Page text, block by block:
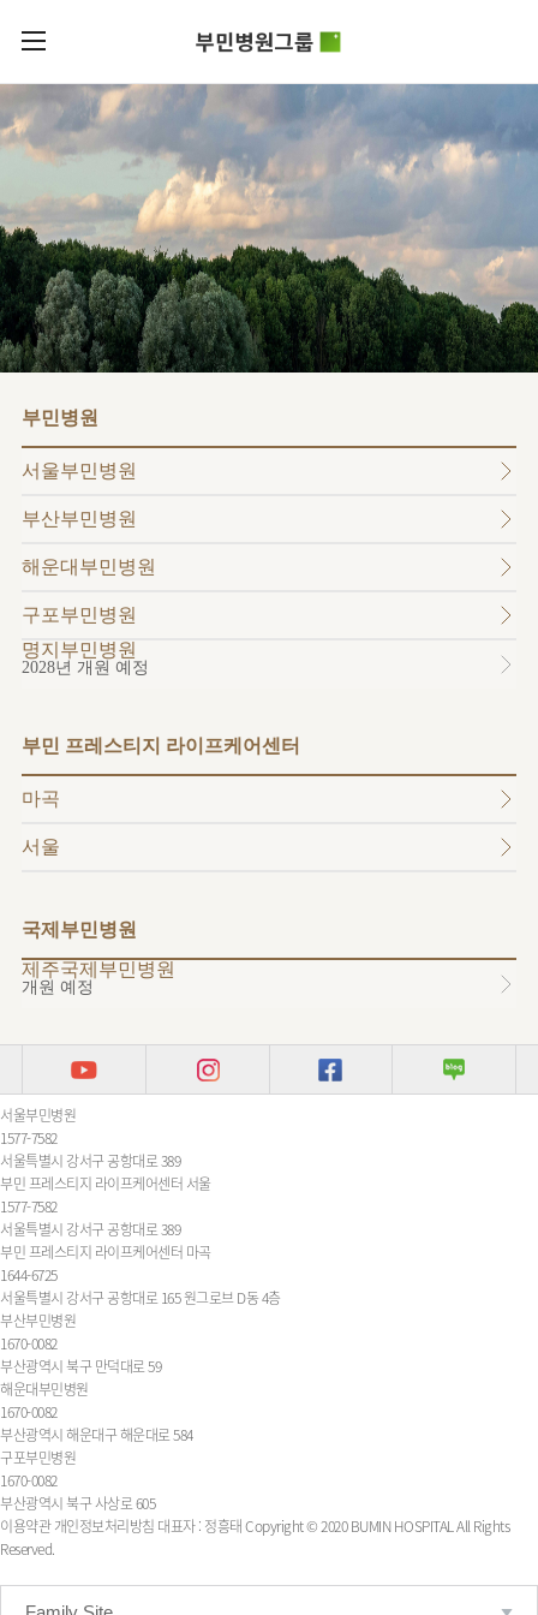
로그인
회원가입
부민병원그룹소개
비전과
부민스토리
이사장소개
HI
HSS
글로벌
얼라이언스
연혁
조직도
오시는길
의료진
외래진료
부민병원그룹소식
사회공헌
후원안내
언론보도
건강토크
입찰공고
부민병원
40주년
역사관
병원/
센터
서울부민병원
부산부민병원
해운대부민병원
프레스티지
라이프케어센터
KOR
ENG
RUS
부민병원
서울부민병원
부산부민병원
해운대부민병원
구포부민병원
명지부민병원
2028년 개원 예정
부민 프레스티지 라이프케어센터
마곡
서울
국제부민병원
제주국제부민병원
개원 예정
서울부민병원
1577-7582
서울특별시 강서구 공항대로 389
부민 프레스티지 라이프케어센터 서울
1577-7582
서울특별시 강서구 공항대로 389
부민 프레스티지 라이프케어센터 마곡
1644-6725
서울특별시 강서구 공항대로 165 원그로브 D동 4층
부산부민병원
1670-0082
부산광역시 북구 만덕대로 59
해운대부민병원
1670-0082
부산광역시 해운대구 해운대로 584
구포부민병원
1670-0082
부산광역시 북구 사상로 605
이용약관 개인정보처리방침 대표자 : 정흥태Copyright © 2020 BUMIN HOSPITAL All Rights
Reserved.